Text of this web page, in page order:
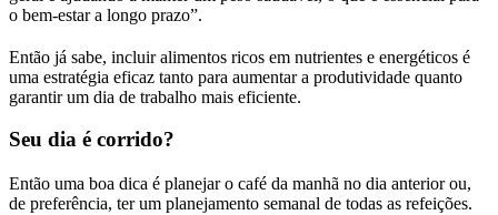
o bem-estar a longo prazo”.
Então já sabe, incluir alimentos ricos em nutrientes e energéticos é
uma estratégia eficaz tanto para aumentar a produtividade quanto
garantir um dia de trabalho mais eficiente.
Seu dia é corrido?
Então uma boa dica é planejar o café da manhã no dia anterior ou,
de preferência, ter um planejamento semanal de todas as refeições.